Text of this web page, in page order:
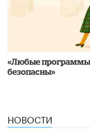
«Любые
безопасны»
НОВОСТИ